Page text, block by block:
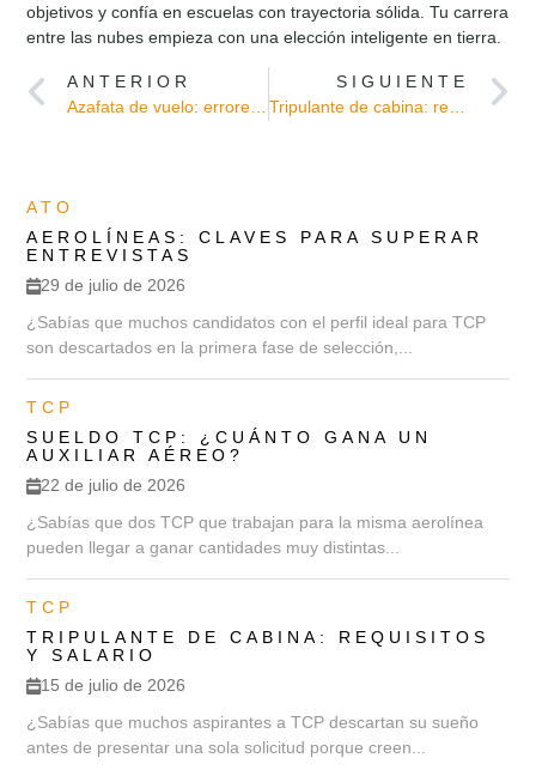
objetivos y confía en escuelas con trayectoria sólida. Tu carrera
entre las nubes empieza con una elección inteligente en tierra.
ANTERIOR
SIGUIENTE
Tripulante de cabina: requisitos y salario
ATO
AEROLÍNEAS: CLAVES PARA SUPERAR
ENTREVISTAS
29 de julio de 2026
¿Sabías que muchos candidatos con el perfil ideal para TCP
son descartados en la primera fase de selección,...
TCP
SUELDO TCP: ¿CUÁNTO GANA UN
AUXILIAR AÉREO?
22 de julio de 2026
¿Sabías que dos TCP que trabajan para la misma aerolínea
pueden llegar a ganar cantidades muy distintas...
TCP
TRIPULANTE DE CABINA: REQUISITOS
Y SALARIO
15 de julio de 2026
¿Sabías que muchos aspirantes a TCP descartan su sueño
antes de presentar una sola solicitud porque creen...